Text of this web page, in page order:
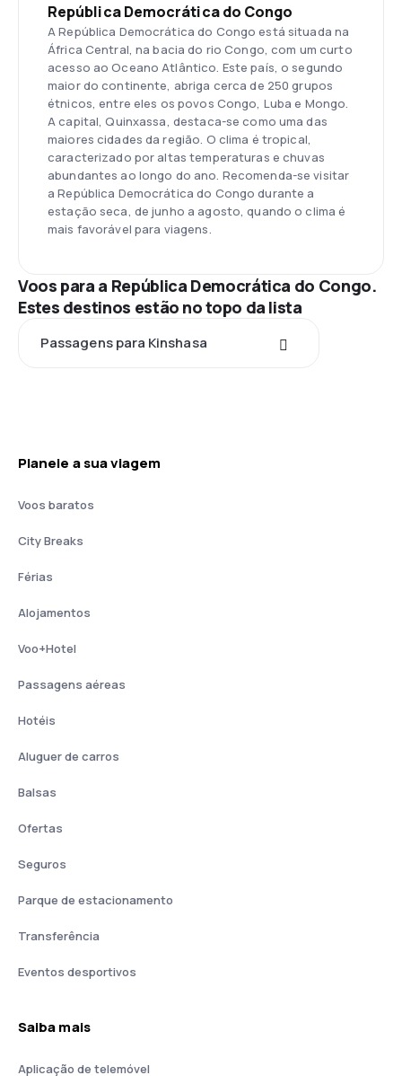
República Democrática do Congo
A República Democrática do Congo está situada na
África Central, na bacia do rio Congo, com um curto
acesso ao Oceano Atlântico. Este país, o segundo
maior do continente, abriga cerca de 250 grupos
étnicos, entre eles os povos Congo, Luba e Mongo.
A capital, Quinxassa, destaca-se como uma das
maiores cidades da região. O clima é tropical,
caracterizado por altas temperaturas e chuvas
abundantes ao longo do ano. Recomenda-se visitar
a República Democrática do Congo durante a
estação seca, de junho a agosto, quando o clima é
mais favorável para viagens.
Voos para a República Democrática do Congo.
Estes destinos estão no topo da lista
Passagens para Kinshasa
Planeie a sua viagem
Voos baratos
City Breaks
Férias
Alojamentos
Voo+Hotel
Passagens aéreas
Hotéis
Aluguer de carros
Balsas
Ofertas
Seguros
Parque de estacionamento
Transferência
Eventos desportivos
Saiba mais
Aplicação de telemóvel